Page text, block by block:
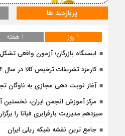
پربازدید ها
1 روز 1 هفته
ایستگاه بازرگان؛ آزمون واقعی
کارمزد تشریفات ترخیص کالا در سال ۱۴۰۴
آغاز نوبت دهی مجازی به ناوگان
مرکز آموزش انجمن ایران،
سیزدهم مدیریت بارفرابری فیاتا را
جامع ترین نقشه شبکه ریلی ایران